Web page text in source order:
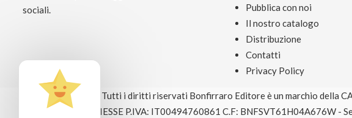
sociali.
Pubblica con noi
Il nostro catalogo
Distribuzione
Contatti
Privacy Policy
© Copyright 2026 Tutti i diritti riservati Bonfirraro Editore è un marchio della
EDITRICE BOSE GIESSE P.IVA: IT00494760861 C.F: BNFSVT61H04A676W -